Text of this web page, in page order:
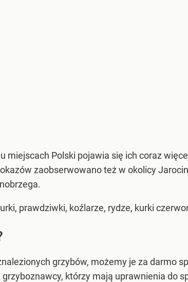
miejscach Polski pojawia się ich coraz
zaobserwowano też w okolicy
prawdziwki, koźlarze, rydze, kurki
grzybów, możemy je za darmo
którzy mają uprawnienia do